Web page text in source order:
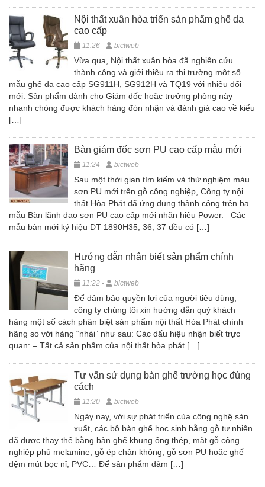
Nội thất xuân hòa triển sản phẩm ghế da
cao cấp
11:26 - bictweb
Vừa qua, Nội thất xuân hòa đã nghiên cứu
thành công và giới thiệu ra thị trường một số
mẫu ghế da cao cấp SG911H, SG912H và TQ19 với nhiều đổi
mới. Sản phẩm dành cho Giám đốc hoặc trưởng phòng này
nhanh chóng được khách hàng đón nhận và đánh giá cao về kiểu
[…]
Bàn giám đốc sơn PU cao cấp mẫu mới
11:24 - bictweb
Sau một thời gian tìm kiếm và thử nghiệm màu
sơn PU mới trên gỗ công nghiệp, Công ty nội
thất Hòa Phát đã ứng dụng thành công trên ba
mẫu Bàn lãnh đạo sơn PU cao cấp mới nhãn hiệu Power. Các
mẫu bàn mới ký hiệu DT 1890H35, 36, 37 đều có […]
Hướng dẫn nhận biết sản phẩm chính
hãng
11:22 - bictweb
Để đảm bảo quyền lợi của người tiêu dùng,
công ty chúng tôi xin hướng dẫn quý khách
hàng một số cách phân biệt sản phẩm nội thất Hòa Phát chính
hãng so với hàng “nhái” như sau: Các dấu hiệu nhận biết trực
quan: – Tất cả sản phẩm của nội thất hòa phát […]
Tư vấn sử dụng bàn ghế trường học đúng
cách
11:20 - bictweb
Ngày nay, với sự phát triển của công nghệ sản
xuất, các bộ bàn ghế học sinh bằng gỗ tự nhiên
đã được thay thế bằng bàn ghế khung ống thép, mặt gỗ công
nghiệp phủ melamine, gỗ ép chân không, gỗ sơn PU hoặc ghế
đệm mút bọc nỉ, PVC… Để sản phẩm đảm […]